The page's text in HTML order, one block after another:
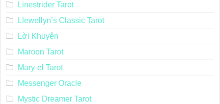
Linestrider Tarot
Llewellyn’s Classic Tarot
Lời Khuyên
Maroon Tarot
Mary-el Tarot
Messenger Oracle
Mystic Dreamer Tarot